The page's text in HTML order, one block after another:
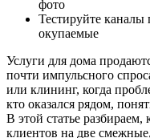
фото
Тестируйте каналы
окупаемые
Услуги для дома
почти импульсного
или клининг, когда
кто оказался рядом,
В этой статье
клиентов на две